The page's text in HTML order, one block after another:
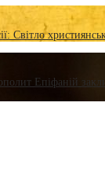
Світло
Епіфаній